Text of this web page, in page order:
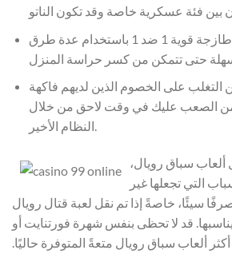
حاول تجربة فاكهة طازجة قوية 1 ضد 1 باستخدام عدة طرق
التغلب على الخصوم الذين لديهم فاكهة
الصعب عليك في وقت لاحق من خلال
النظام الأخير.
أفضل ألعاب سباق رويال،
التي تجعلها غير
سيئًا، خاصةً إذا تم نقل لعبة قتال رويال
قد لا تحظى بنفس شهرة فورتنايت أو
ألعاب سباق رويال متعةً المتوفرة حاليًا.